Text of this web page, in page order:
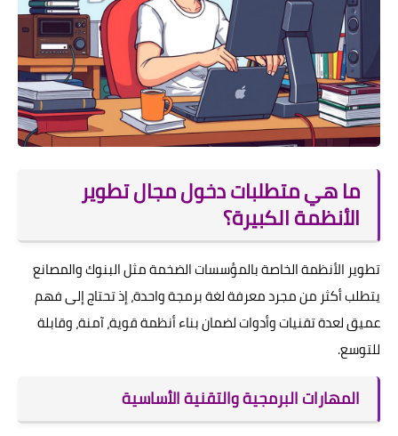
ما هي متطلبات دخول مجال تطوير
الأنظمة الكبيرة؟
تطوير الأنظمة الخاصة بالمؤسسات الضخمة مثل البنوك والمصانع
يتطلب أكثر من مجرد معرفة لغة برمجة واحدة، إذ تحتاج إلى فهم
عميق لعدة تقنيات وأدوات لضمان بناء أنظمة قوية، آمنة، وقابلة
للتوسع.
المهارات البرمجية والتقنية الأساسية